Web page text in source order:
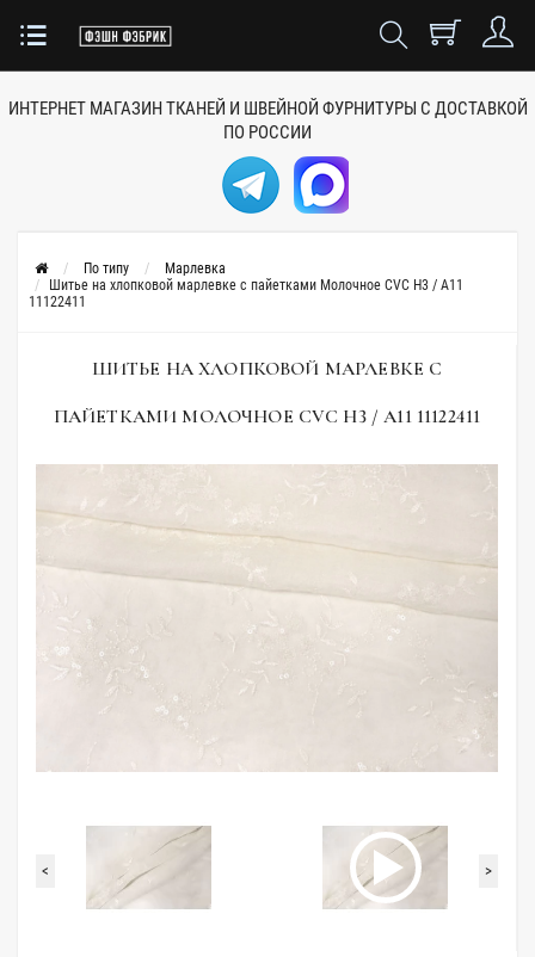
ИНТЕРНЕТ МАГАЗИН ТКАНЕЙ И ШВЕЙНОЙ ФУРНИТУРЫ С ДОСТАВКОЙ
ПО РОССИИ
По типу
Марлевка
Шитье на хлопковой марлевке с пайетками Молочное CVC H3 / A11
11122411
ШИТЬЕ НА ХЛОПКОВОЙ МАРЛЕВКЕ С
ПАЙЕТКАМИ МОЛОЧНОЕ CVC H3 / A11 11122411
< >